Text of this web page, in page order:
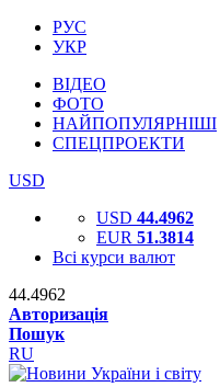
РУС
УКР
ВІДЕО
ФОТО
НАЙПОПУЛЯРНІШІ
СПЕЦПРОЕКТИ
USD
USD 44.4962
EUR 51.3814
Всі курси валют
44.4962
Авторизація
Пошук
RU